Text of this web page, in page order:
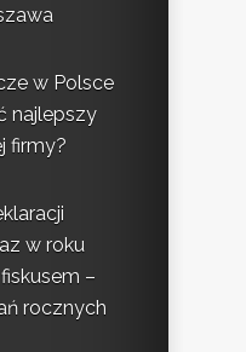
w Polsce
najlepszy
firmy?
w roku
–
rocznych